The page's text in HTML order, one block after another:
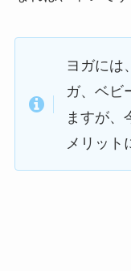
ヨガには
ガ、ベビ
ますが、
メリット